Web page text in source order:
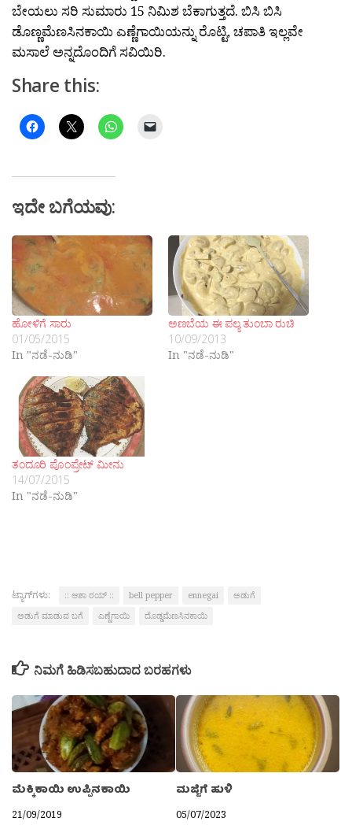
ಬೇಯಲು ಸರಿ ಸುಮಾರು 15 ನಿಮಿಶ ಬೆಕಾಗುತ್ತದೆ. ಬಿಸಿ ಬಿಸಿ
ಡೊಣ್ಣಮೆಣಸಿನಕಾಯಿ ಎಣ್ಣೆಗಾಯಿಯನ್ನು ರೊಟ್ಟಿ, ಚಪಾತಿ ಇಲ್ಲವೇ
ಮಸಾಲೆ ಅನ್ನದೊಂದಿಗೆ ಸವಿಯಿರಿ.
Share this:
ಇದೇ ಬಗೆಯವು:
ಹೋಳಿಗೆ ಸಾರು
01/05/2015
In "ನಡೆ-ನುಡಿ"
ಅಣಬೆಯ ಈ ಪಲ್ಯ ತುಂಬಾ ರುಚಿ
10/09/2013
In "ನಡೆ-ನುಡಿ"
ತಂದೂರಿ ಪೊಂಪ್ರೇಟ್ ಮೀನು
14/07/2015
In "ನಡೆ-ನುಡಿ"
ಟ್ಯಾಗ್‌ಗಳು: :: ಆಶಾ ರಯ್ :: bell pepper ennegai
ಅಡುಗೆ
ಅಡುಗೆ ಮಾಡುವ ಬಗೆ
ಎಣ್ಣೆಗಾಯಿ ದೊಡ್ಡಮೆಣಸಿನಕಾಯಿ
ನಿಮಗೆ ಹಿಡಿಸಬಹುದಾದ ಬರಹಗಳು
ಮೆಕ್ಕಿಕಾಯಿ ಉಪ್ಪಿನಕಾಯಿ
21/09/2019
ಮಜ್ಜಿಗೆ ಹುಳಿ
05/07/2023